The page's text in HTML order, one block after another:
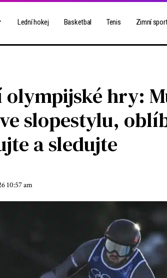
Lední hokej Basketbal Tenis Zimní
hry:
slopestylu,
a sledujte
10:57 am